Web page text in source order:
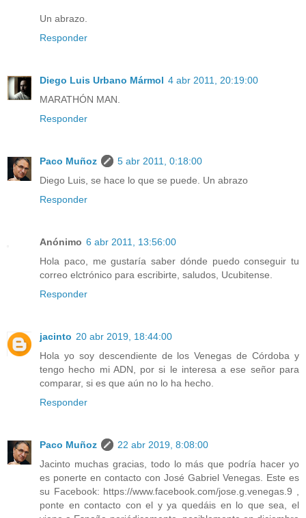
Un abrazo.
Responder
Diego Luis Urbano Mármol 4 abr 2011, 20:19:00
MARATHÓN MAN.
Responder
Paco Muñoz
5 abr 2011, 0:18:00
Diego Luis, se hace lo que se puede. Un abrazo
Responder
Anónimo 6 abr 2011, 13:56:00
Hola paco, me gustaría saber dónde puedo conseguir tu
correo elctrónico para escribirte, saludos, Ucubitense.
Responder
jacinto 20 abr 2019, 18:44:00
Hola yo soy descendiente de los Venegas de Córdoba y
tengo hecho mi ADN, por si le interesa a ese señor para
comparar, si es que aún no lo ha hecho.
Responder
Paco Muñoz
22 abr 2019, 8:08:00
Jacinto muchas gracias, todo lo más que podría hacer yo
es ponerte en contacto con José Gabriel Venegas. Este es
su Facebook: https://www.facebook.com/jose.g.venegas.9 ,
ponte en contacto con el y ya quedáis en lo que sea, el